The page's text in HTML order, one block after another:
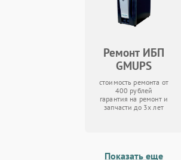
Ремонт ИБП
GMUPS
стоимость ремонта от
400 рублей
гарантия на ремонт и
запчасти до 3х лет
Показать еще